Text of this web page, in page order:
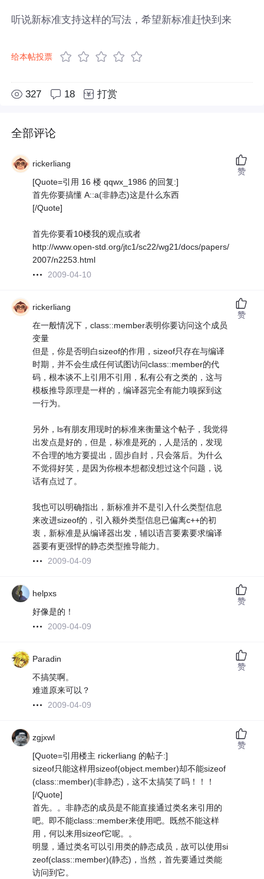
听说新标准支持这样的写法，希望新标准赶快到来
给本帖投票
327 18 打赏
全部评论
rickerliang
[Quote=引用 16 楼 qqwx_1986 的回复:]
首先你要搞懂 A::a(非静态)这是什么东西
[/Quote]
首先你要看10楼我的观点或者
http://www.open-std.org/jtc1/sc22/wg21/docs/papers/
2007/n2253.html
2009-04-10
赞
rickerliang
在一般情况下，class::member表明你要访问这个成员
变量
但是，你是否明白sizeof的作用，sizeof只存在与编译
时期，并不会生成任何试图访问class::member的代
码，根本谈不上引用不引用，私有公有之类的，这与
模板推导原理是一样的，编译器完全有能力嗅探到这
一行为。
另外，ls有朋友用现时的标准来衡量这个帖子，我觉得
出发点是好的，但是，标准是死的，人是活的，发现
不合理的地方要提出，固步自封，只会落后。为什么
不觉得好笑，是因为你根本想都没想过这个问题，说
话有点过了。
我也可以明确指出，新标准并不是引入什么类型信息
来改进sizeof的，引入额外类型信息已偏离c++的初
衷，新标准是从编译器出发，辅以语言要素要求编译
器要有更强悍的静态类型推导能力。
2009-04-09
赞
helpxs
好像是的！
2009-04-09
赞
Paradin
不搞笑啊。
难道原来可以？
2009-04-09
赞
zgjxwl
[Quote=引用楼主 rickerliang 的帖子:]
sizeof只能这样用sizeof(object.member)却不能sizeof
(class::member)(非静态)，这不太搞笑了吗！！！
[/Quote]
首先。。非静态的成员是不能直接通过类名来引用的
吧。即不能class::member来使用吧。既然不能这样
用，何以来用sizeof它呢。。
明显，通过类名可以引用类的静态成员，故可以使用si
zeof(class::member)(静态)，当然，首先要通过类能
访问到它。
赞